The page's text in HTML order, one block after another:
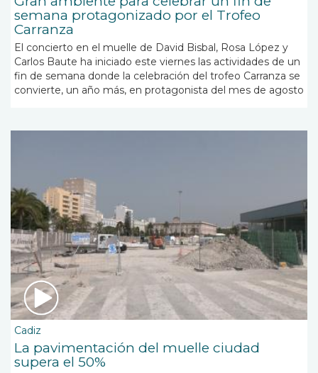
semana protagonizado por el Trofeo
Carranza
El concierto en el muelle de David Bisbal, Rosa López y
Carlos Baute ha iniciado este viernes las actividades de un
fin de semana donde la celebración del trofeo Carranza se
convierte, un año más, en protagonista del mes de agosto
Cadiz
La pavimentación del muelle ciudad
supera el 50%